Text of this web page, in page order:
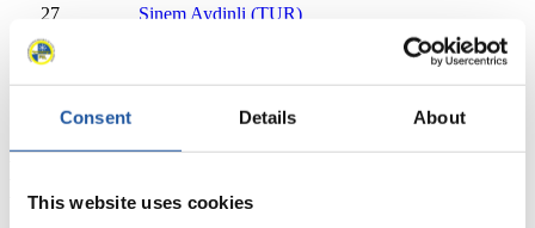
Consent Details About
This website uses cookies
27
Sinem Aydinli (TUR)
29
29
WÜRZ ENERGY Weltcup Damen 2011/2012
Winterspiele seit 2002